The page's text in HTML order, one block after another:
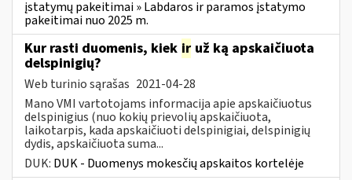
įstatymų pakeitimai » Labdaros ir paramos įstatymo
pakeitimai nuo 2025 m.
Kur rasti duomenis, kiek ir už ką apskaičiuota
delspinigių?
Web turinio sąrašas 2021-04-28
Mano VMI vartotojams informacija apie apskaičiuotus
delspinigius (nuo kokių prievolių apskaičiuota,
laikotarpis, kada apskaičiuoti delspinigiai, delspinigių
dydis, apskaičiuota suma...
DUK: DUK - Duomenys mokesčių apskaitos kortelėje